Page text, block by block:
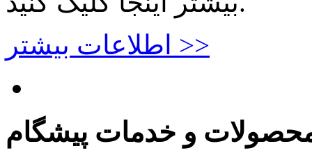
اطلاعات بیشتر >>
و خدمات پیشگام